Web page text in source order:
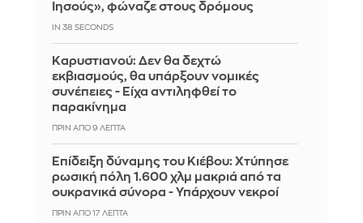
Ιησούς», φώναζε στους δρόμους
IN 37 SECONDS
Καρυστιανού: Δεν θα δεχτώ
εκβιασμούς, θα υπάρξουν νομικές
συνέπειες - Είχα αντιληφθεί το
παρακίνημα
ΠΡΙΝ ΑΠΌ 9 ΛΕΠΤΆ
Επίδειξη δύναμης του Κιέβου: Χτύπησε
ρωσική πόλη 1.600 χλμ μακριά από τα
ουκρανικά σύνορα - Υπάρχουν νεκροί
ΠΡΙΝ ΑΠΌ 17 ΛΕΠΤΆ